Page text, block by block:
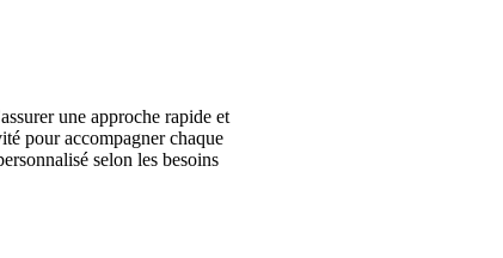
une approche rapide et
pour accompagner chaque
selon les besoins